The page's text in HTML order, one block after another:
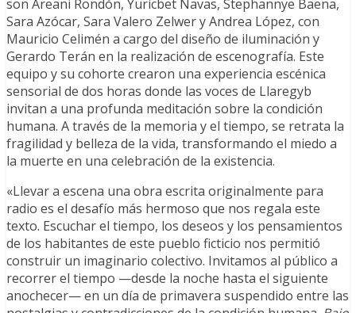
son Areani Rondón, Yuricbet Navas, Stephannye Baena,
Sara Azócar, Sara Valero Zelwer y Andrea López, con
Mauricio Celimén a cargo del diseño de iluminación y
Gerardo Terán en la realización de escenografía. Este
equipo y su cohorte crearon una experiencia escénica
sensorial de dos horas donde las voces de Llaregyb
invitan a una profunda meditación sobre la condición
humana. A través de la memoria y el tiempo, se retrata la
fragilidad y belleza de la vida, transformando el miedo a
la muerte en una celebración de la existencia.
«Llevar a escena una obra escrita originalmente para
radio es el desafío más hermoso que nos regala este
texto. Escuchar el tiempo, los deseos y los pensamientos
de los habitantes de este pueblo ficticio nos permitió
construir un imaginario colectivo. Invitamos al público a
recorrer el tiempo —desde la noche hasta el siguiente
anochecer— en un día de primavera suspendido entre las